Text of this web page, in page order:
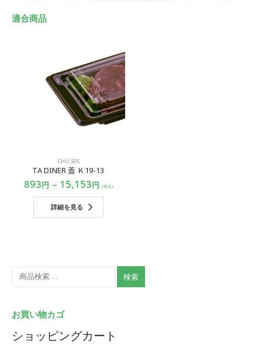
適合商品
CHU,S05
TA DINER 蓋 Ｋ19-13
893円 – 15,153円 (税込)
詳細を見る
検索
お買い物カゴ
ショッピングカート